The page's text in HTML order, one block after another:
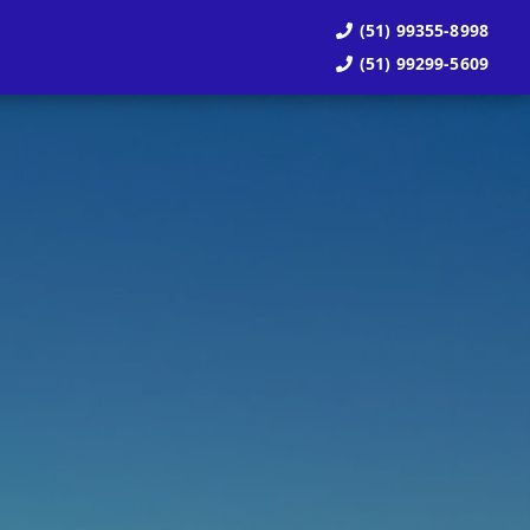
(51) 99355-8998
(51) 99299-5609